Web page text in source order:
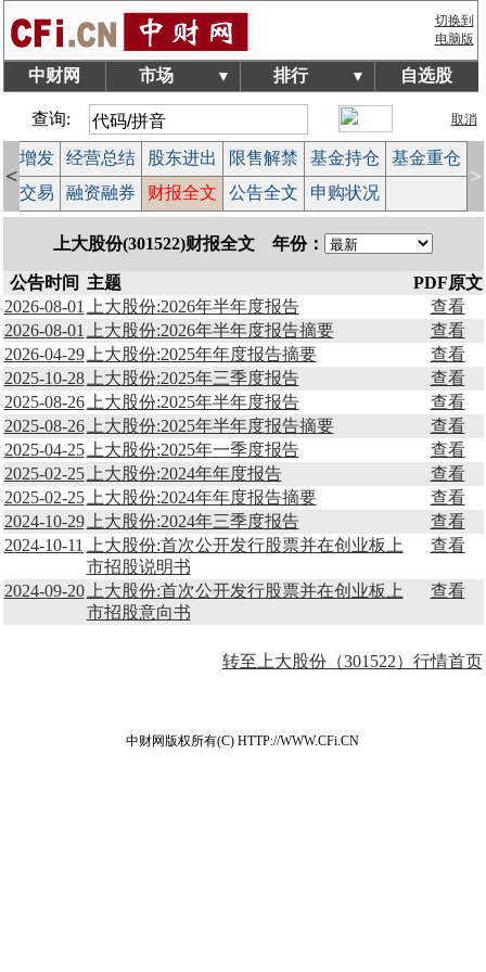
切换到
电脑版
中财网 市场 ▼ 排行 ▼ 自选股
查询: 取消
<
增发 经营总结 股东进出 限售解禁 基金持仓
基金重仓
交易
融资融券 财报全文 公告全文 申购状况
>
上大股份(301522)财报全文 年份：
公告时间 主题
PDF原文
2026-08-01
上大股份:2026年半年度报告
查看
2026-08-01
上大股份:2026年半年度报告摘要
查看
2026-04-29
上大股份:2025年年度报告摘要
查看
2025-10-28
上大股份:2025年三季度报告
查看
2025-08-26
上大股份:2025年半年度报告
查看
2025-08-26
上大股份:2025年半年度报告摘要
查看
2025-04-25
上大股份:2025年一季度报告
查看
2025-02-25
上大股份:2024年年度报告
查看
2025-02-25
上大股份:2024年年度报告摘要
查看
2024-10-29
上大股份:2024年三季度报告
查看
2024-10-11
上大股份:首次公开发行股票并在创业板上
市招股说明书
查看
2024-09-20
上大股份:首次公开发行股票并在创业板上
市招股意向书
查看
转至上大股份（301522）行情首页
中财网版权所有(C) HTTP://WWW.CFi.CN